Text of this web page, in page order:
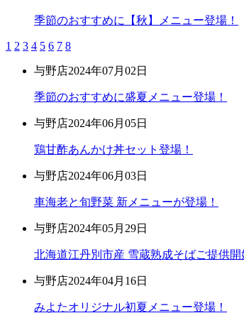
季節のおすすめに【秋】メニュー登場！
1 2 3 4 5 6 7 8
与野店2024年07月02日
季節のおすすめに盛夏メニュー登場！
与野店2024年06月05日
鶏甘酢あんかけ丼セット登場！
与野店2024年06月03日
車海老と旬野菜 新メニューが登場！
与野店2024年05月29日
北海道江丹別市産 雪蔵熟成そばご提供開
与野店2024年04月16日
みよたオリジナル初夏メニュー登場！